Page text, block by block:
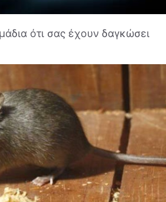
ότι σας έχουν δαγκώσει